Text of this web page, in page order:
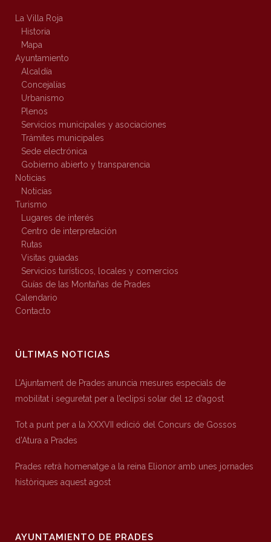
La Villa Roja
Historia
Mapa
Ayuntamiento
Alcaldía
Concejalías
Urbanismo
Plenos
Servicios municipales y asociaciones
Trámites municipales
Sede electrónica
Gobierno abierto y transparencia
Noticias
Noticias
Turismo
Lugares de interés
Centro de interpretación
Rutas
Visitas guiadas
Servicios turísticos, locales y comercios
Guías de las Montañas de Prades
Calendario
Contacto
ÚLTIMAS NOTICIAS
L’Ajuntament de Prades anuncia mesures especials de
mobilitat i seguretat per a l’eclipsi solar del 12 d’agost
Tot a punt per a la XXXVII edició del Concurs de Gossos
d’Atura a Prades
Prades retrà homenatge a la reina Elionor amb unes jornades
històriques aquest agost
AYUNTAMIENTO DE PRADES